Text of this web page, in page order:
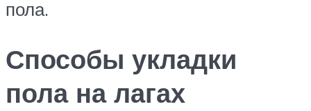
пола.
Способы укладки
пола на лагах